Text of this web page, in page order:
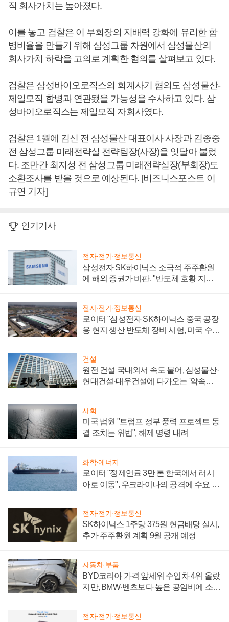
직 회사가치는 높아졌다.
이를 놓고 검찰은 이 부회장의 지배력 강화에 유리한 합
병비율을 만들기 위해 삼성그룹 차원에서 삼성물산의
회사가치 하락을 고의로 계획한 혐의를 살펴보고 있다.
검찰은 삼성바이오로직스의 회계사기 혐의도 삼성물산-
제일모직 합병과 연관됐을 가능성을 수사하고 있다. 삼
성바이오로직스는 제일모직 자회사였다.
검찰은 1월에 김신 전 삼성물산 대표이사 사장과 김종중
전 삼성그룹 미래전략실 전략팀장(사장)을 잇달아 불렀
다. 조만간 최지성 전 삼성그룹 미래전략실장(부회장)도
소환조사를 받을 것으로 예상된다. [비즈니스포스트 이
규연 기자]
인기기사
전자·전기·정보통신
삼성전자 SK하이닉스 소극적 주주환원
에 해외 증권가 비판, "반도체 호황 지속
전자·전기·정보통신
로이터 "삼성전자 SK하이닉스 중국 공장
용 현지 생산 반도체 장비 시험, 미국 수출
건설
원전 건설 국내외서 속도 붙어, 삼성물산·
현대건설·대우건설에 다가오는 '약속의
사회
미국 법원 "트럼프 정부 풍력 프로젝트 동
결 조치는 위법", 해제 명령 내려
화학·에너지
로이터 "정제연료 3만 톤 한국에서 러시
아로 이동", 우크라이나의 공격에 수요 늘
전자·전기·정보통신
SK하이닉스 1주당 375원 현금배당 실시,
추가 주주환원 계획 9월 공개 예정
자동차·부품
BYD코리아 가격 앞세워 수입차 4위 올랐
지만, BMW·벤츠보다 높은 공임비에 소비
전자·전기·정보통신